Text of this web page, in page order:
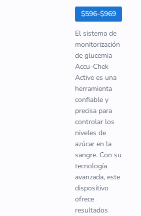
$596-$969
El sistema de
monitorización
de glucemia
Accu-Chek
Active es una
herramienta
confiable y
precisa para
controlar los
niveles de
azúcar en la
sangre. Con su
tecnología
avanzada, este
dispositivo
ofrece
resultados